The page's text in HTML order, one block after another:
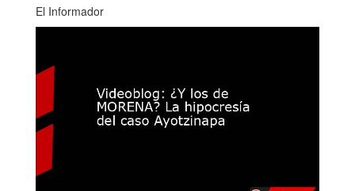
El Informador